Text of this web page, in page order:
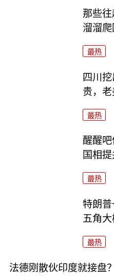
那些
溜溜爬
最热
四川
贵，
最热
醒醒
国相提
最热
特朗普
五角
最热
法德刚散伙印度就接盘